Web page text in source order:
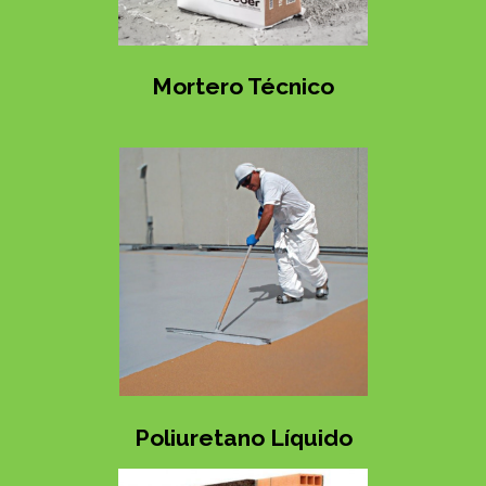
Mortero Técnico
Poliuretano Líquido